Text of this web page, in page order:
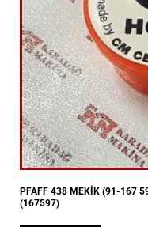
PFAFF 438 MEKİK (91-167
(167597)